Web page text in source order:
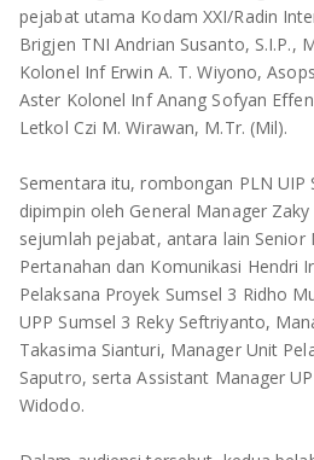
TULANG BAWANG BARAT
MESUJI
WAY KANAN
PRINGSEWU
pejabat utama Kodam XXI/Radin
Brigjen TNI Andrian Susanto, S.I.P.,
Kolonel Inf Erwin A. T. Wiyono,
Aster Kolonel Inf Anang Sofyan
Letkol Czi M. Wirawan, M.Tr. (Mil).
Sementara itu, rombongan PLN UIP
dipimpin oleh General Manager
sejumlah pejabat, antara lain Senior
Pertanahan dan Komunikasi Hendri
Pelaksana Proyek Sumsel 3 Ridho
UPP Sumsel 3 Reky Seftriyanto,
Takasima Sianturi, Manager Unit
Saputro, serta Assistant Manager
Widodo.